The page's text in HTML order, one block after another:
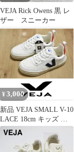
VEJA Rick Owens 黒 レ
ザー スニーカー
¥ 3,000
新品 VEJA SMALL V-10
LACE 18cm キッズ 子
供用 ヴェジャ スニーカ